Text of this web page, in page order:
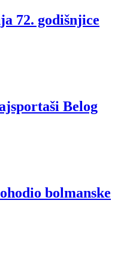
72. godišnjice
Belog
bolmanske